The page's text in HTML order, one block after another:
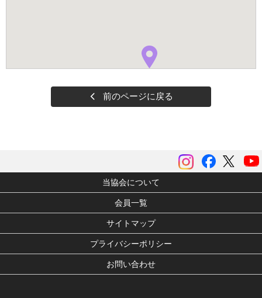
前のページに戻る
ツイ
Facebook
instagram
当協会について
会員一覧
サイトマップ
プライバシーポリシー
お問い合わせ